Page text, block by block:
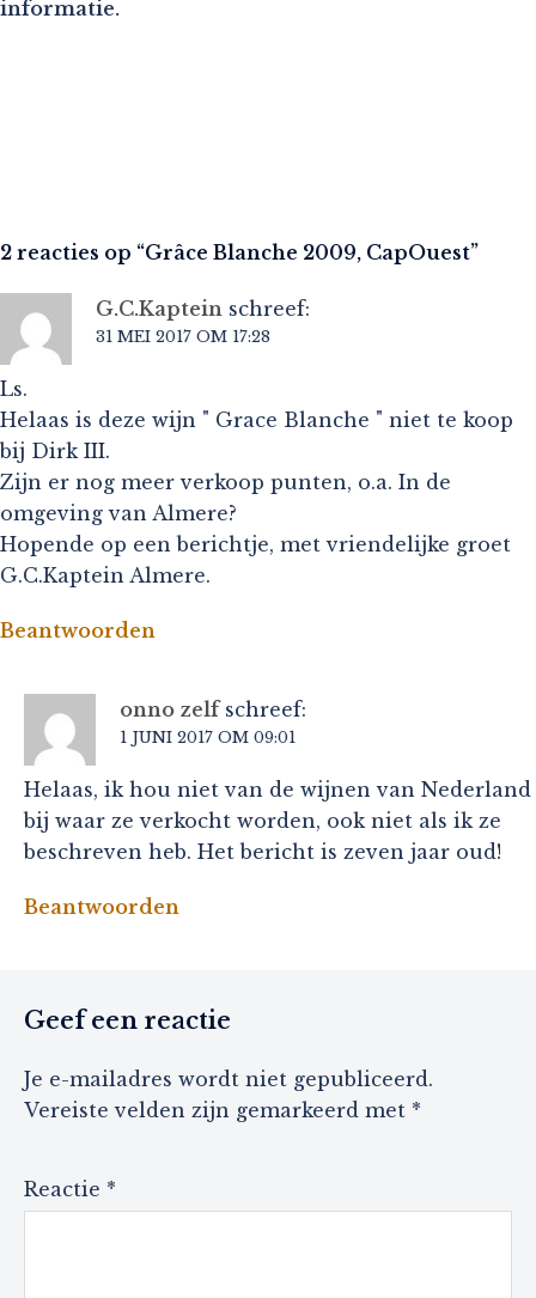
informatie.
2 reacties op “Grâce Blanche 2009, CapOuest”
G.C.Kaptein schreef:
31 MEI 2017 OM 17:28
Ls.
Helaas is deze wijn " Grace Blanche " niet te koop
bij Dirk III.
Zijn er nog meer verkoop punten, o.a. In de
omgeving van Almere?
Hopende op een berichtje, met vriendelijke groet
G.C.Kaptein Almere.
Beantwoorden
onno zelf schreef:
1 JUNI 2017 OM 09:01
Helaas, ik hou niet van de wijnen van Nederland
bij waar ze verkocht worden, ook niet als ik ze
beschreven heb. Het bericht is zeven jaar oud!
Beantwoorden
Geef een reactie
Je e-mailadres wordt niet gepubliceerd.
Vereiste velden zijn gemarkeerd met *
Reactie *